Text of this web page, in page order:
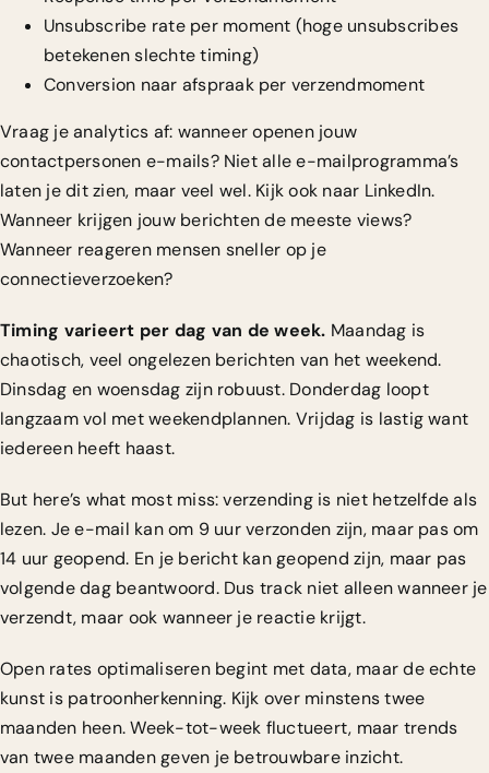
Unsubscribe rate per moment (hoge unsubscribes
betekenen slechte timing)
Conversion naar afspraak per verzendmoment
Vraag je analytics af: wanneer openen jouw
contactpersonen e-mails? Niet alle e-mailprogramma’s
laten je dit zien, maar veel wel. Kijk ook naar LinkedIn.
Wanneer krijgen jouw berichten de meeste views?
Wanneer reageren mensen sneller op je
connectieverzoeken?
Timing varieert per dag van de week. Maandag is
chaotisch, veel ongelezen berichten van het weekend.
Dinsdag en woensdag zijn robuust. Donderdag loopt
langzaam vol met weekendplannen. Vrijdag is lastig want
iedereen heeft haast.
But here’s what most miss: verzending is niet hetzelfde als
lezen. Je e-mail kan om 9 uur verzonden zijn, maar pas om
14 uur geopend. En je bericht kan geopend zijn, maar pas
volgende dag beantwoord. Dus track niet alleen wanneer je
verzendt, maar ook wanneer je reactie krijgt.
Open rates optimaliserenbegint met data, maar de echte
kunst is patroonherkenning. Kijk over minstens twee
maanden heen. Week-tot-week fluctueert, maar trends
van twee maanden geven je betrouwbare inzicht.